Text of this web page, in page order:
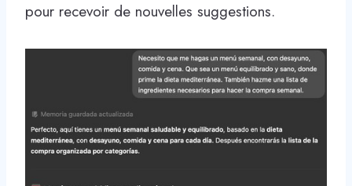
pour recevoir de nouvelles suggestions.